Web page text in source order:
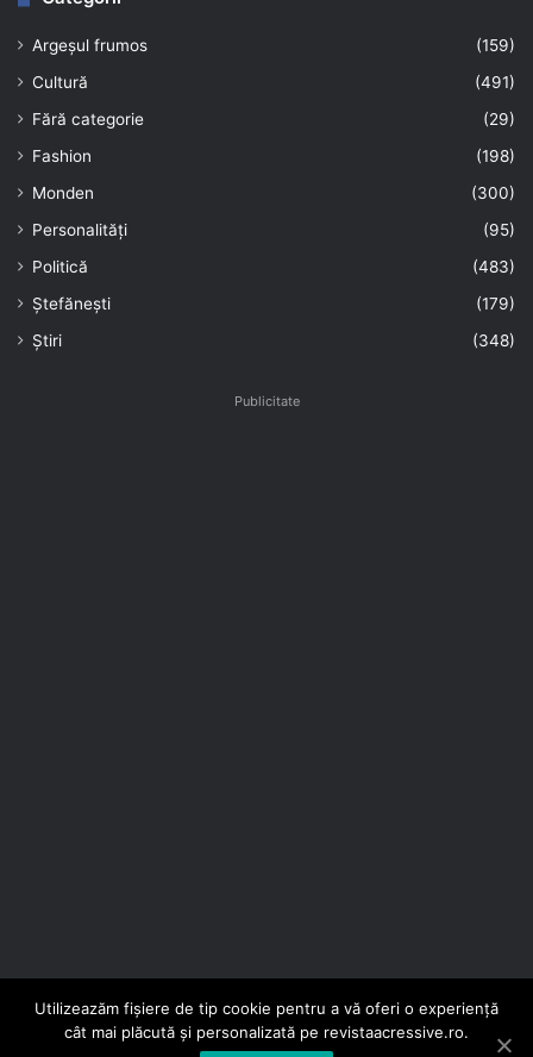
Argeșul frumos
(159)
Cultură
(491)
Fără categorie
(29)
Fashion
(198)
Monden
(300)
Personalități
(95)
Politică
(483)
Ștefănești
(179)
Știri
(348)
Publicitate
© Copyright 2026, Toate drepturile rezervate | Revista
Utilizeazăm fișiere de tip cookie pentru a vă oferi o experiență
cât mai plăcută și personalizată pe revistaacressive.ro.